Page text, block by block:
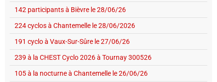
142 participants à Bièvre le 28/06/26
224 cyclos à Chantemelle le 28/06/2026
191 cyclo à Vaux-Sur-Sûre le 27/06/26
239 à la CHEST Cyclo 2026 à Tournay 300526
105 à la nocturne à Chantemelle le 26/06/26